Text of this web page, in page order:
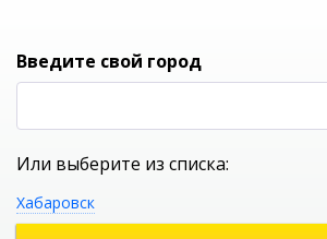
УНИВЕРСАЛЬНЫЙ ИНТЕРНЕТ МАГАЗИН
Введите свой город
Или выберите из списка:
Хабаровск